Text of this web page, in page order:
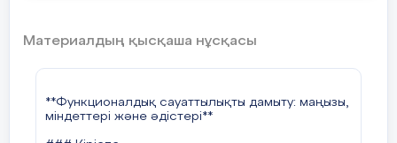
#### 3. **Ойын технологиялары**
Рөлдік ойындар, іскерлік ойындар,
симуляциялық ойындар арқылы оқушылар
оларды шешуге үйренеді. Бұл олардың
коммуникативтік және басқарушылық
дағдыларын жетілдіреді.
Материалдың қысқаша нұсқасы
**Функционалдық сауаттылықты дамыту: маңызы,
міндеттері және әдістері**